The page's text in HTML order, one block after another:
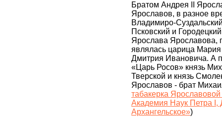
Братом Андрея II
Ярославов, в разное
Владимиро-
Псковский и
Ярослава Ярославова,
являлась царица
Дмитрия Ивановича. А
«Царь Росов» князь
Тверской и князь
Ярославов - брат
табакерка
Академия Наук Петра I,
Архангельское»)